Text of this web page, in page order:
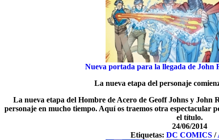
Nueva portada para la llegada de John
La nueva etapa del personaje
La nueva etapa del Hombre de Acero de Geoff Johns y John
personaje en mucho tiempo. Aquí os traemos otra
el título.
24/06/2014
Etiquetas: DC COMICS /